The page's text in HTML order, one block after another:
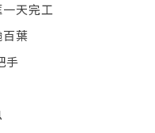
天完工
葉
手